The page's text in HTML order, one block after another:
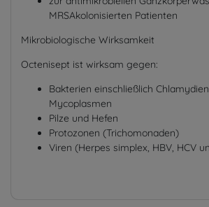
MRSAkolonisierten Patienten
Mikrobiologische Wirksamkeit
Octenisept ist wirksam gegen:
Bakterien einschließlich
Mycoplasmen
Pilze und Hefen
Protozonen (Trichomonaden)
Viren (Herpes simplex, HBV, HCV